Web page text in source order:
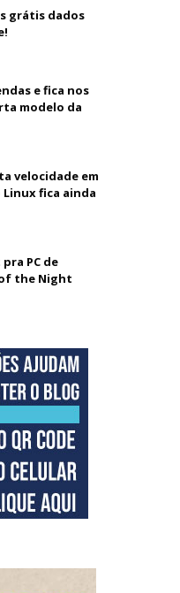
grátis dados
e fica nos
modelo da
velocidade em
Linux fica ainda
PC de
the Night